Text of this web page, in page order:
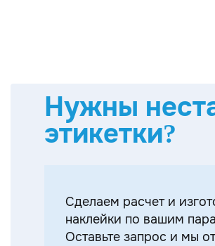
Нужны
этикетки?
Cделаем расчет и
наклейки по вашим
Оставьте запрос и мы